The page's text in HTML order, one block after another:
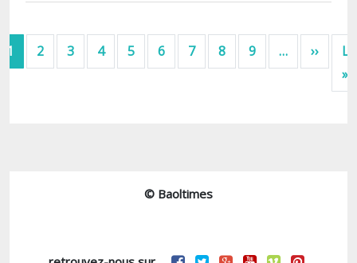
Pagination
1 2 3 4 5 6 7 8 9 … ››Next
»
© Baoltimes